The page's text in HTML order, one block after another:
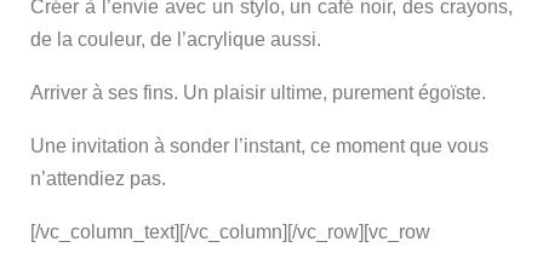
Créer à l’envie avec un stylo, un café noir, des crayons,
de la couleur, de l’acrylique aussi.
Arriver à ses fins. Un plaisir ultime, purement égoïste.
Une invitation à sonder l’instant, ce moment que vous
n’attendiez pas.
[/vc_column_text][/vc_column][/vc_row][vc_row